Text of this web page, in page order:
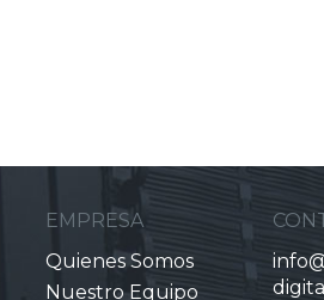
EMPRESA
Quienes Somos
Nuestro Equipo